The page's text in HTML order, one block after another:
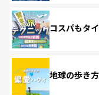
コスパもタ
地球の歩き